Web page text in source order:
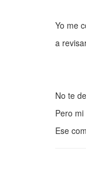
Yo me
a
No te
Pero
Ese